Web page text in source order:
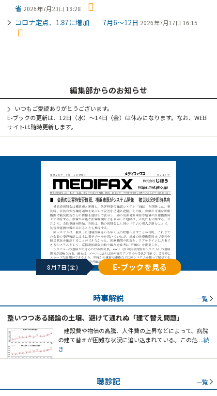
省 2026年7月23日 18:28
コロナ定点、1.87に増加 7月6～12日 2026年7月17日 16:15
編集部からのお知らせ
いつもご愛読ありがとうございます。
E-ブックの更新は、12日（水）～14日（金）は休みになります。なお、WEB
サイトは随時更新します。
8月7日(金) E-ブックを見る
時事解説 一覧
整いつつある議論の土壌、避けて通れぬ「建て替え問題」
建設費や物価の高騰、人件費の上昇などによって、病院
の建て替えが困難な状況に追い込まれている。この危 ...続
き
聴診記 一覧